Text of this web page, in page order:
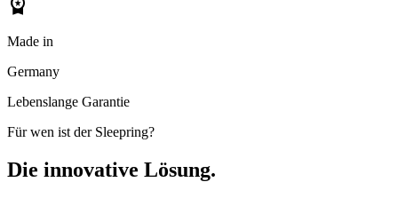
workspace_premium
Made in
Germany
Lebenslange Garantie
Für wen ist der Sleepring?
Die innovative Lösung.